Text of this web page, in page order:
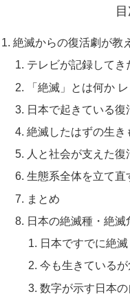
絶滅からの復活劇が教
テレビが記録して
「絶滅」とは何か
日本で起きている
絶滅したはずの生
人と社会が支えた復
生態系全体を立て
まとめ
日本の絶滅種・絶
日本ですでに絶
今も生きている
数字が示す日本